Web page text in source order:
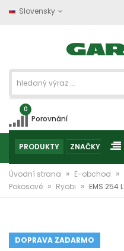
Slovensky
0
Porovnání
PRODUKTY ZNAČKY
Úvodní strana » E-obchod »
Pokosové » Ryobi » EMS 254 L
DOPRAVA ZADARMO